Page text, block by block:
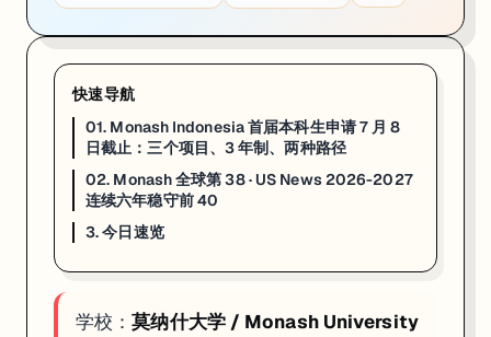
对申请策略的实际意义：全球前 40、澳洲三甲（与 UNSW / UMelb 同
3. 今日速览
01 · Monash Indonesia 本科申请截止 7 月 8 日
02 · US News 2026-2027 全球第 38
如果你在看 MONASH 的申请、奖学金或研究机会，这篇可以直接当作
快速导航
01. Monash Indonesia 首届本科生申请 7 月 8
日截止：三个项目、3 年制、两种路径
02. Monash 全球第 38 · US News 2026-2027
连续六年稳守前 40
3. 今日速览
学校：莫纳什大学 / Monash University